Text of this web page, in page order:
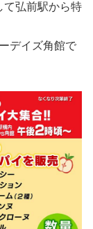
て弘前駅から特
デイズ角館で